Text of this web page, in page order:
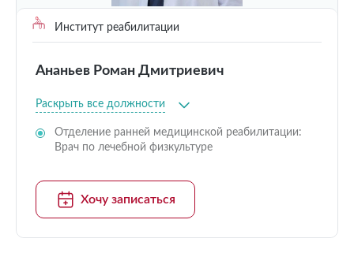
Институт реабилитации
Ананьев Роман Дмитриевич
Раскрыть все должности
Отделение ранней медицинской реабилитации:
Врач по лечебной физкультуре
Хочу записаться